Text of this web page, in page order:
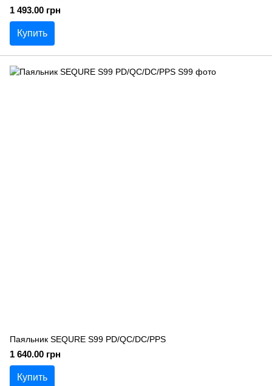
1 493.00 грн
Купить
Паяльник SEQURE S99 PD/QC/DC/PPS
1 640.00 грн
Купить